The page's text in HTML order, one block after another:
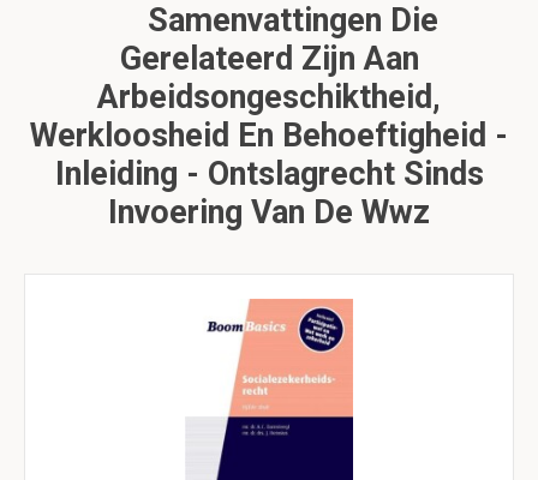
Samenvattingen Die
Gerelateerd Zijn Aan
Arbeidsongeschiktheid,
Werkloosheid En Behoeftigheid -
Inleiding - Ontslagrecht Sinds
Invoering Van De Wwz